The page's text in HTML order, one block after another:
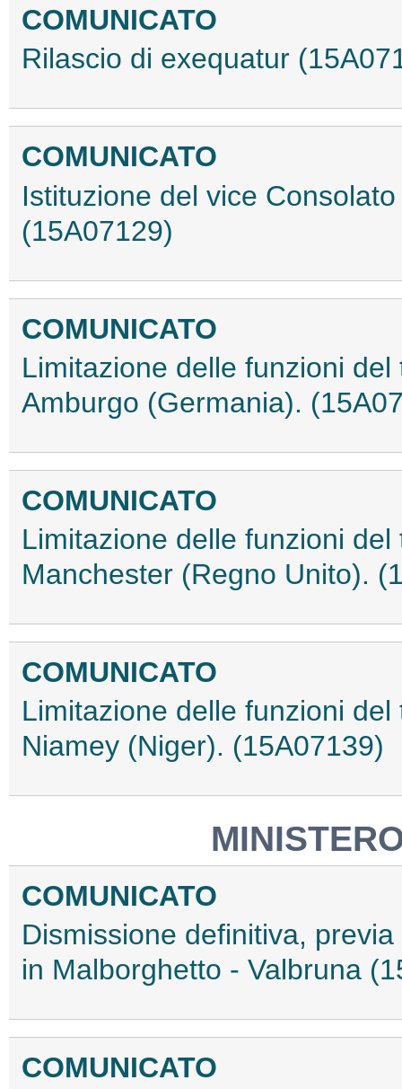
COMUNICATO
Rilascio di exequatur
COMUNICATO
Istituzione del vice
(15A07129)
COMUNICATO
Limitazione delle funzioni
Amburgo (Germania).
COMUNICATO
Limitazione delle funzioni
Manchester (Regno Unito).
COMUNICATO
Limitazione delle funzioni
Niamey (Niger). (15A07139)
COMUNICATO
Dismissione definitiva,
in Malborghetto - Valbruna
COMUNICATO